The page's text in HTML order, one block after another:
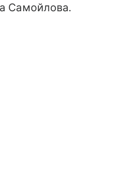
Самойлова.